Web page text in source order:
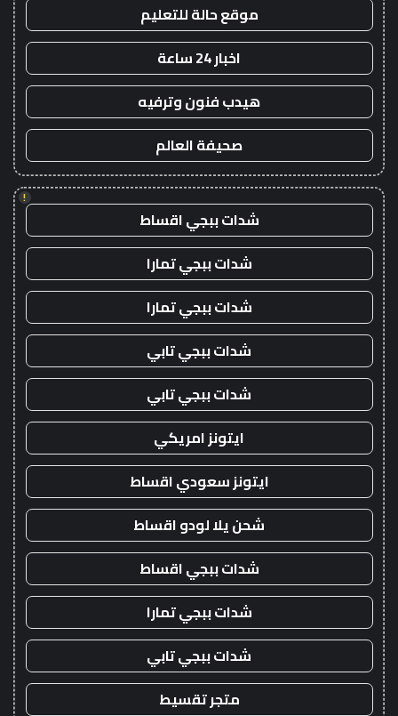
موقع حالة للتعليم
اخبار 24 ساعة
هيدب فنون وترفيه
صحيفة العالم
!
شدات ببجي اقساط
شدات ببجي تمارا
شدات ببجي تمارا
شدات ببجي تابي
شدات ببجي تابي
ايتونز امريكي
ايتونز سعودي اقساط
شحن يلا لودو اقساط
شدات ببجي اقساط
شدات ببجي تمارا
شدات ببجي تابي
متجر تقسيط